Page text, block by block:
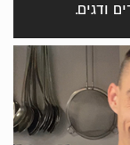
ודגים.